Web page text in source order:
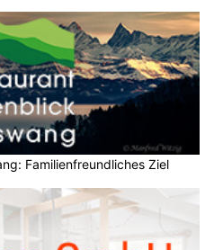
Familienfreundliches Ziel